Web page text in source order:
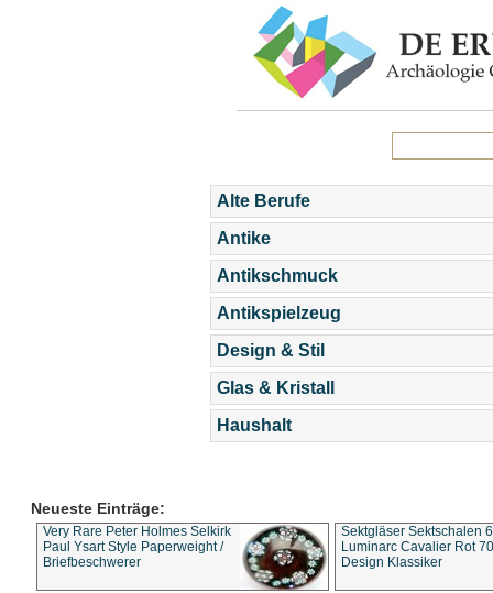
Alte Berufe
Antike
Antikschmuck
Antikspielzeug
Design & Stil
Glas & Kristall
Haushalt
Neueste Einträge:
Very Rare Peter Holmes Selkirk
Paul Ysart Style Paperweight /
Briefbeschwerer
Sektgläser Sektschalen
Luminarc Cavalier Rot
Design Klassiker